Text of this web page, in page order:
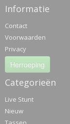
Informatie
Contact
Voorwaarden
Privacy
Herroeping
Categorieën
Live Stunt
Nieuw